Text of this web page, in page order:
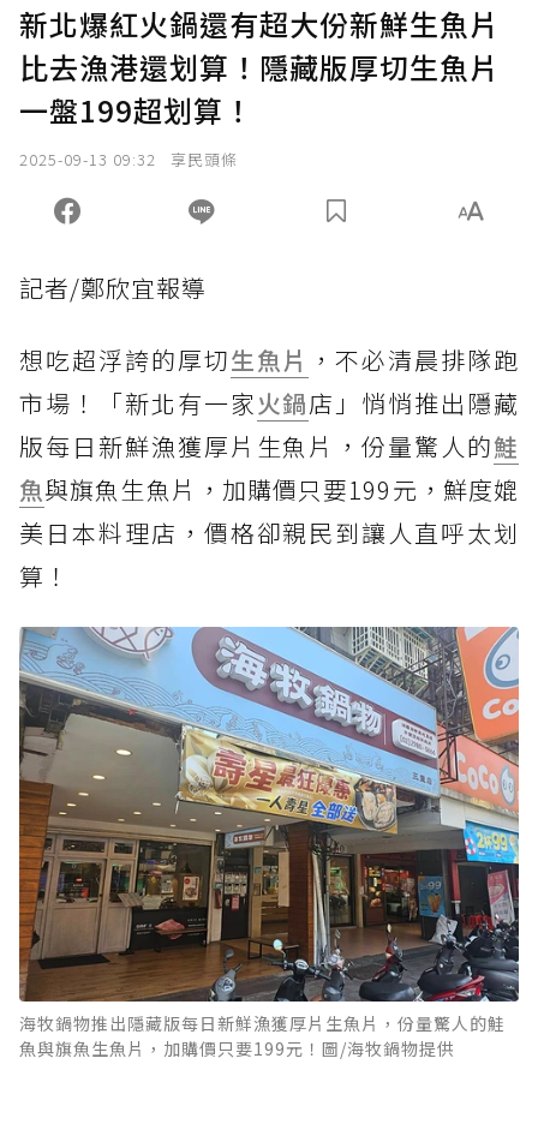
新北爆紅火鍋還有超大份新鮮生魚片
比去漁港還划算！隱藏版厚切生魚片
一盤199超划算！
2025-09-13 09:32 享民頭條
記者/鄭欣宜報導
想吃超浮誇的厚切生魚片 ，不必清晨排隊跑
市場！「新北有一家 火鍋店」悄悄推出隱藏
版每日新鮮漁獲厚片生魚片，份量驚人的鮭
魚與旗魚生魚片，加購價只要199元，鮮度媲
美日本料理店，價格卻親民到讓人直呼太划
算！
海牧鍋物推出隱藏版每日新鮮漁獲厚片生魚片，份量驚人的鮭
魚與旗魚生魚片，加購價只要199元！圖/海牧鍋物提供